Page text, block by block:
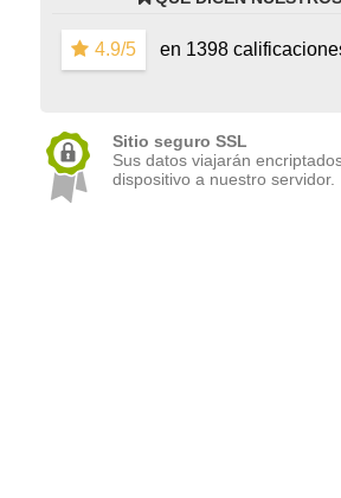
4.9/5
en 1398
Sitio seguro SSL
Sus datos viajarán
dispositivo a nuestro servidor.